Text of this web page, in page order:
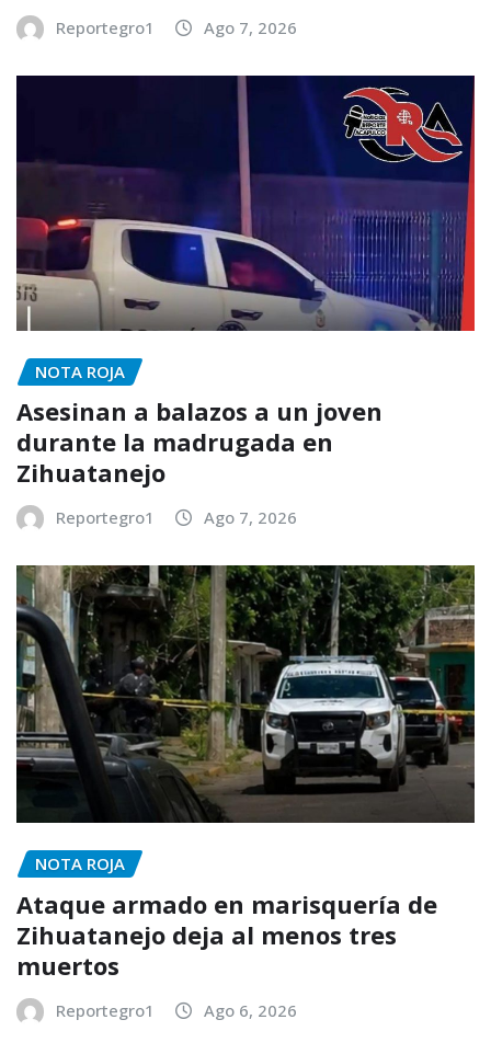
Reportegro1 Ago 7, 2026
NOTA ROJA
Asesinan a balazos a un joven
durante la madrugada en
Zihuatanejo
Reportegro1 Ago 7, 2026
NOTA ROJA
Ataque armado en marisquería de
Zihuatanejo deja al menos tres
muertos
Reportegro1 Ago 6, 2026